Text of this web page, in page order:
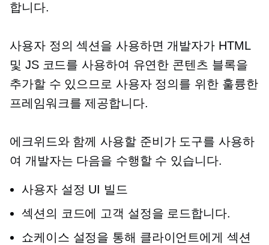
합니다.
사용자 정의 섹션을 사용하면 개발자가 HTML
및 JS 코드를 사용하여 유연한 콘텐츠 블록을
추가할 수 있으므로 사용자 정의를 위한 훌륭한
프레임워크를 제공합니다.
에크위드와 함께 사용할 준비가도구를 사용하
여 개발자는 다음을 수행할 수 있습니다.
사용자 설정 UI 빌드
섹션의 코드에 고객 설정을 로드합니다.
쇼케이스 설정을 통해 클라이언트에게 섹션